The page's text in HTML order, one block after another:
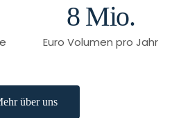
8 Mio.
Euro Volumen pro Jahr
über uns